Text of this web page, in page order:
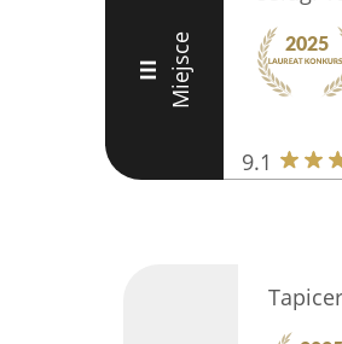
III Miejsce
9.1